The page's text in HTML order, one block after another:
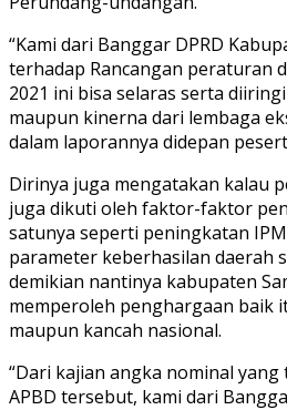
“Kami dari Banggar DPRD
terhadap Rancangan peraturan
2021 ini bisa selaras serta
maupun kinerna dari lembaga
dalam laporannya didepan
Dirinya juga mengatakan kalau
juga dikuti oleh faktor-faktor
satunya seperti peningkatan
parameter keberhasilan daerah
demikian nantinya kabupaten
memperoleh penghargaan baik
maupun kancah nasional.
“Dari kajian angka nominal
APBD tersebut, kami dari